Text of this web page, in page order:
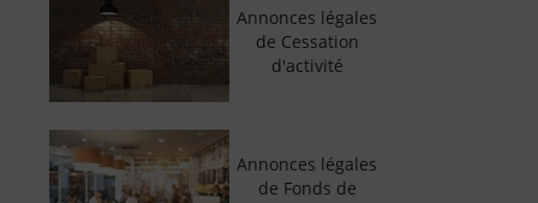
Annonces légales
de Cessation
d'activité
Annonces légales
de Fonds de